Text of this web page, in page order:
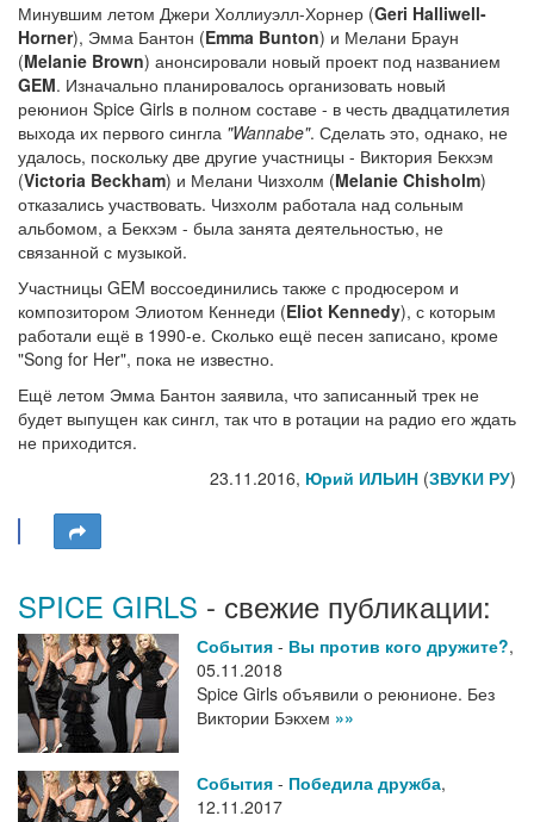
Минувшим летом Джери Холлиуэлл-Хорнер (Geri Halliwell-
Horner), Эмма Бантон (Emma Bunton) и Мелани Браун
(Melanie Brown) анонсировали новый проект под названием
GEM. Изначально планировалось организовать новый
реюнион Spice Girls в полном составе - в честь двадцатилетия
выхода их первого сингла "Wannabe". Сделать это, однако, не
удалось, поскольку две другие участницы - Виктория Бекхэм
(Victoria Beckham) и Мелани Чизхолм (Melanie Chisholm)
отказались участвовать. Чизхолм работала над сольным
альбомом, а Бекхэм - была занята деятельностью, не
связанной с музыкой.
Участницы GEM воссоединились также с продюсером и
композитором Элиотом Кеннеди (Eliot Kennedy), с которым
работали ещё в 1990-е. Сколько ещё песен записано, кроме
"Song for Her", пока не известно.
Ещё летом Эмма Бантон заявила, что записанный трек не
будет выпущен как сингл, так что в ротации на радио его ждать
не приходится.
23.11.2016, Юрий ИЛЬИН (ЗВУКИ РУ)
SPICE GIRLS - свежие публикации:
События - Вы против кого дружите?,
05.11.2018
Spice Girls объявили о реюнионе. Без
Виктории Бэкхем »»
События - Победила дружба,
12.11.2017